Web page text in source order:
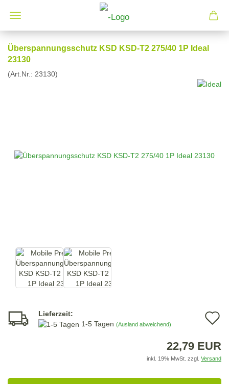
Überspannungsschutz KSD KSD-T2 275/40 1P Ideal
23130
(Art.Nr.: 23130)
Lieferzeit:
1-5 Tagen (Ausland abweichend)
22,79 EUR
inkl. 19% MwSt. zzgl. Versand